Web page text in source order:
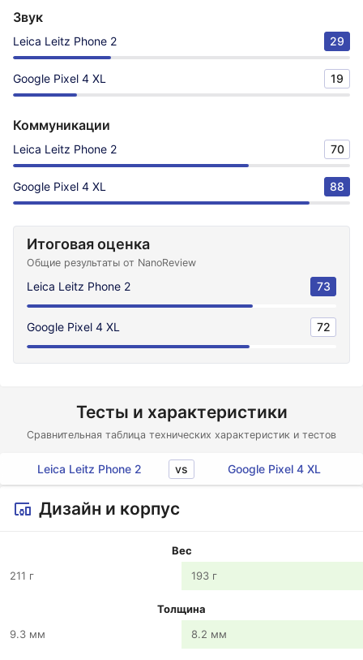
Звук
Leica Leitz Phone 2 29
Google Pixel 4 XL 19
Коммуникации
Leica Leitz Phone 2 70
Google Pixel 4 XL 88
Итоговая оценка
Общие результаты от NanoReview
Leica Leitz Phone 2 73
Google Pixel 4 XL 72
Тесты и характеристики
Сравнительная таблица технических характеристик и тестов
Leica Leitz Phone 2 vs Google Pixel 4 XL
Дизайн и корпус
Вес
211 г
193 г
Толщина
9.3 мм
8.2 мм